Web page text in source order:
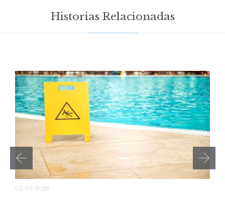
Historias Relacionadas
02/02/2026